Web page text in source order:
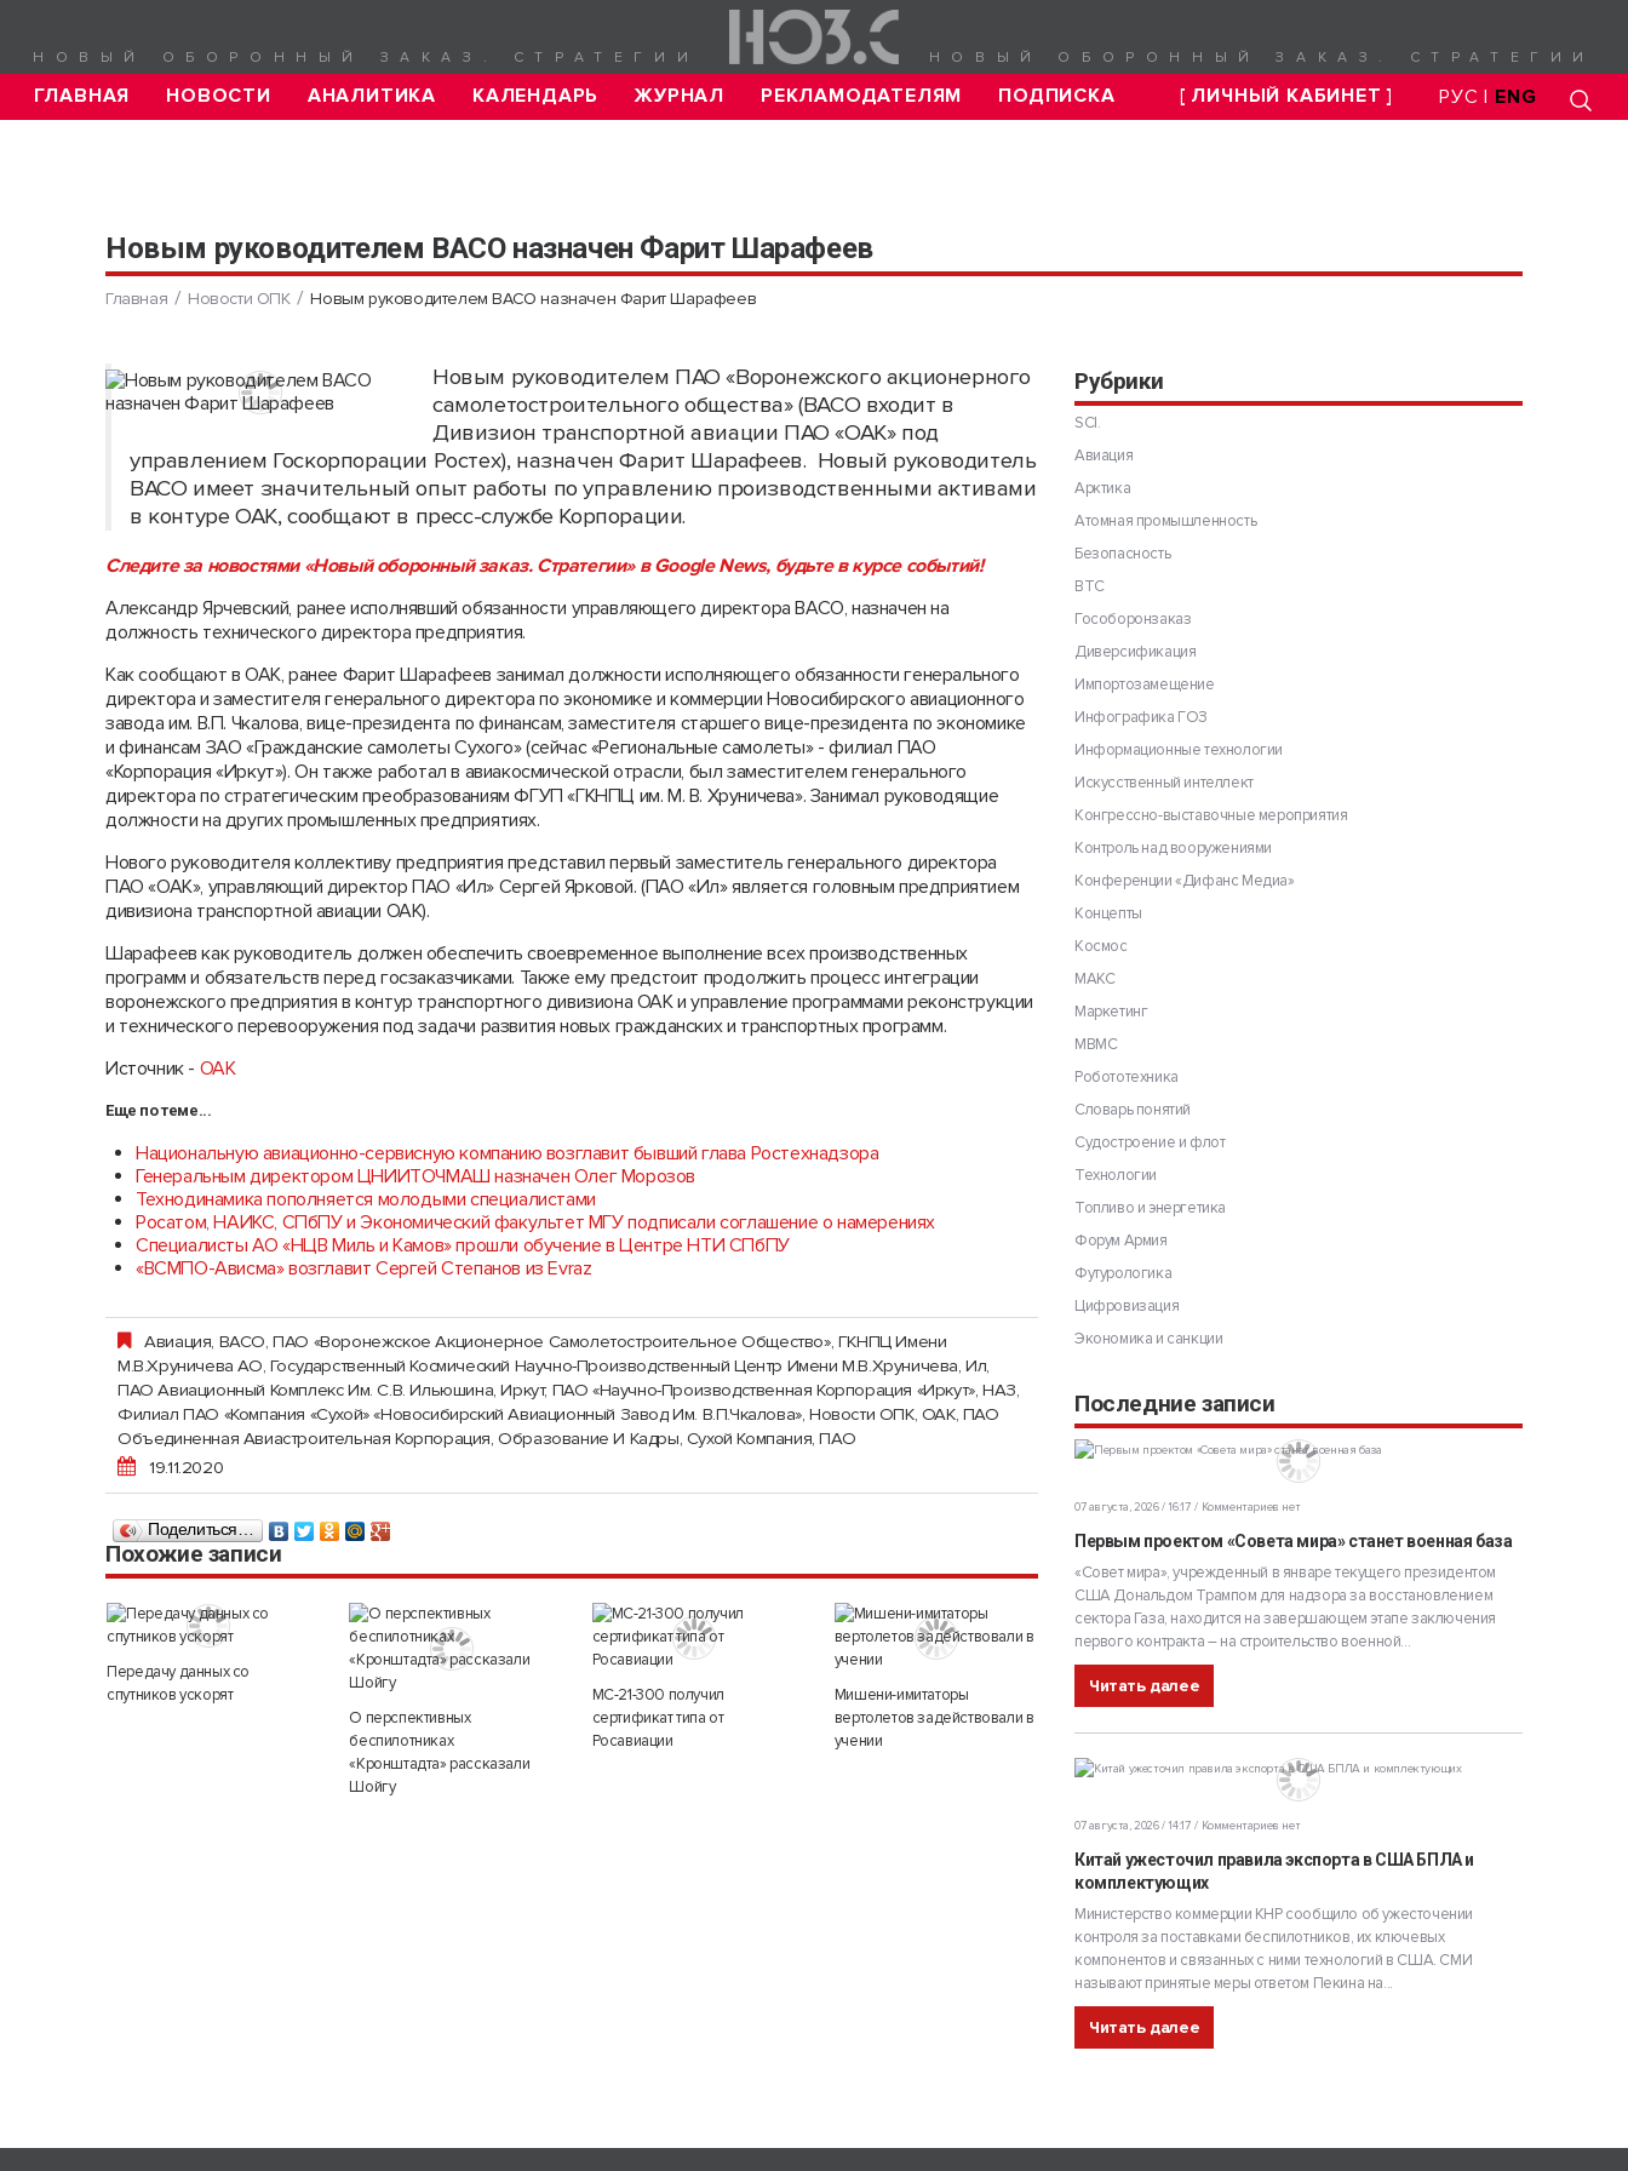
НОВЫЙ ОБОРОННЫЙ ЗАКАЗ. СТРАТЕГИИ НОВЫЙ ОБОРОННЫЙ ЗАКАЗ. СТРАТЕГИИ
ГЛАВНАЯ НОВОСТИ АНАЛИТИКА КАЛЕНДАРЬ ЖУРНАЛ РЕКЛАМОДАТЕЛЯМ ПОДПИСКА [ ЛИЧНЫЙ КАБИНЕТ ] РУС | ENG
Новым руководителем ВАСО назначен Фарит Шарафеев
Главная Новости ОПК Новым руководителем ВАСО назначен Фарит Шарафеев
Новым руководителем ПАО «Воронежского акционерного
самолетостроительного общества» (ВАСО входит в
Дивизион транспортной авиации ПАО «ОАК» под
управлением Госкорпорации Ростех), назначен Фарит Шарафеев. Новый руководитель
ВАСО имеет значительный опыт работы по управлению производственными активами
в контуре ОАК, сообщают в пресс-службе Корпорации.
Следите за новостями «Новый оборонный заказ. Стратегии» в Google News, будьте в курсе событий!
Александр Ярчевский, ранее исполнявший обязанности управляющего директора ВАСО, назначен на
должность технического директора предприятия.
Как сообщают в ОАК, ранее Фарит Шарафеев занимал должности исполняющего обязанности генерального
директора и заместителя генерального директора по экономике и коммерции Новосибирского авиационного
завода им. В.П. Чкалова, вице-президента по финансам, заместителя старшего вице-президента по экономике
и финансам ЗАО «Гражданские самолеты Сухого» (сейчас «Региональные самолеты» - филиал ПАО
«Корпорация «Иркут»). Он также работал в авиакосмической отрасли, был заместителем генерального
директора по стратегическим преобразованиям ФГУП «ГКНПЦ им. М. В. Хруничева». Занимал руководящие
должности на других промышленных предприятиях.
Нового руководителя коллективу предприятия представил первый заместитель генерального директора
ПАО «ОАК», управляющий директор ПАО «Ил» Сергей Ярковой. (ПАО «Ил» является головным предприятием
дивизиона транспортной авиации ОАК).
Шарафеев как руководитель должен обеспечить своевременное выполнение всех производственных
программ и обязательств перед госзаказчиками. Также ему предстоит продолжить процесс интеграции
воронежского предприятия в контур транспортного дивизиона ОАК и управление программами реконструкции
и технического перевооружения под задачи развития новых гражданских и транспортных программ.
Источник - ОАК
Еще по теме...
Национальную авиационно-сервисную компанию возглавит бывший глава Ростехнадзора
Генеральным директором ЦНИИТОЧМАШ назначен Олег Морозов
Технодинамика пополняется молодыми специалистами
Росатом, НАИКС, СПбПУ и Экономический факультет МГУ подписали соглашение о намерениях
Специалисты АО «НЦВ Миль и Камов» прошли обучение в Центре НТИ СПбПУ
«ВСМПО-Ависма» возглавит Сергей Степанов из Evraz
Авиация, ВАСО, ПАО «Воронежское Акционерное Самолетостроительное Общество», ГКНПЦ Имени
М.В.Хруничева АО, Государственный Космический Научно-Производственный Центр Имени М.В.Хруничева,Ил,
ПАО Авиационный Комплекс Им. С.В. Ильюшина,Иркут, ПАО «Научно-Производственная Корпорация «Иркут»,НАЗ,
Филиал ПАО «Компания «Сухой» «Новосибирский Авиационный Завод Им. В.П.Чкалова»,Новости ОПК, ОАК, ПАО
Объединенная Авиастроительная Корпорация,Образование И Кадры, Сухой Компания, ПАО
19.11.2020
Поделиться…
Похожие записи
Передачу данных со
спутников ускорят
О перспективных
беспилотниках
«Кронштадта» рассказали
Шойгу
МС-21-300 получил
сертификат типа от
Росавиации
Мишени-имитаторы
вертолетов задействовали в
учении
Рубрики
SCI.
Авиация
Арктика
Атомная промышленность
Безопасность
ВТС
Гособоронзаказ
Диверсификация
Импортозамещение
Инфографика ГОЗ
Информационные технологии
Искусственный интеллект
Конгрессно-выставочные мероприятия
Контроль над вооружениями
Конференции «Дифанс Медиа»
Концепты
Космос
МАКС
Маркетинг
МВМС
Робототехника
Словарь понятий
Судостроение и флот
Технологии
Топливо и энергетика
Форум Армия
Футурологика
Цифровизация
Экономика и санкции
Последние записи
07 августа, 2026 / 16:17 Комментариев нет
Первым проектом «Совета мира» станет военная база
«Совет мира», учрежденный в январе текущего президентом
США Дональдом Трампом для надзора за восстановлением
сектора Газа, находится на завершающем этапе заключения
первого контракта – на строительство военной...
Читать далее
07 августа, 2026 / 14:17 Комментариев нет
Китай ужесточил правила экспорта в США БПЛА и
комплектующих
Министерство коммерции КНР сообщило об ужесточении
контроля за поставками беспилотников, их ключевых
компонентов и связанных с ними технологий в США. СМИ
называют принятые меры ответом Пекина на...
Читать далее